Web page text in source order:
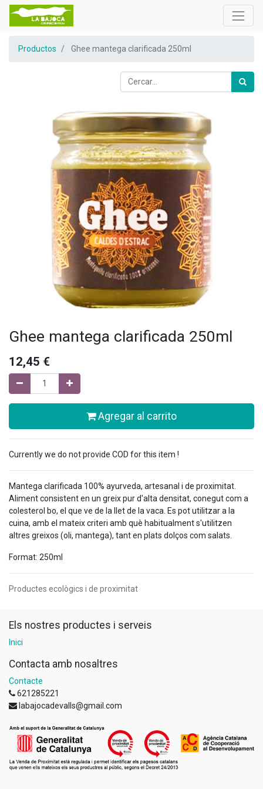
Productos Ghee mantega clarificada 250ml
Ghee mantega clarificada 250ml
12,45 €
Agregar al carrito
Currently we do not provide COD for this item !
Mantega clarificada 100% ayurveda, artesanal i de proximitat.
Aliment consistent en un greix pur d'alta densitat, conegut com a
colesterol bo, el que ve de la llet de la vaca. Es pot utilitzar a la
cuina, amb el mateix criteri amb què habitualment s'utilitzen
altres greixos (oli, mantega), tant en plats dolços com salats.
Format: 250ml
Productes ecològics i de proximitat
Els nostres productes i serveis
Inici
Contacta amb nosaltres
Contacte
621285221
labajocadevalls@gmail.com